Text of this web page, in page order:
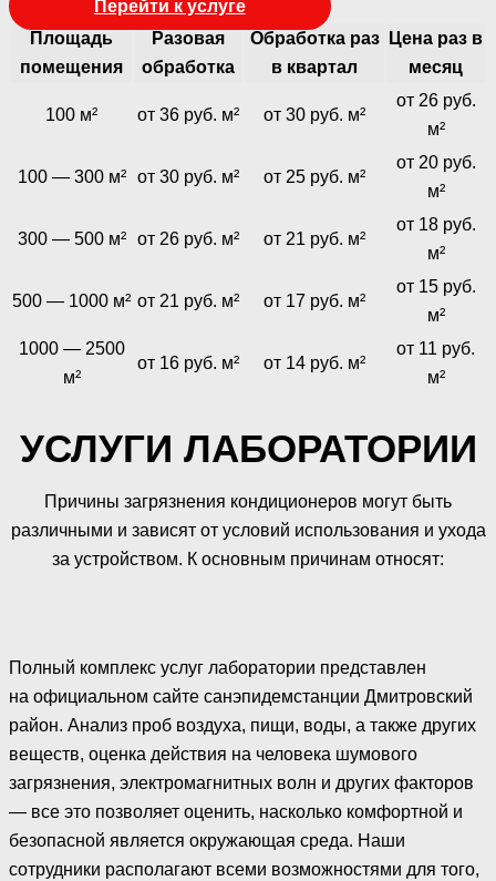
Перейти к услуге
Площадь
помещения
Разовая
обработка
Обработка раз
в квартал
Цена раз в
месяц
100 м² от 36 руб. м² от 30 руб. м²
от 26 руб.
м²
100 — 300 м² от 30 руб. м² от 25 руб. м²
от 20 руб.
м²
300 — 500 м² от 26 руб. м² от 21 руб. м²
от 18 руб.
м²
500 — 1000 м² от 21 руб. м² от 17 руб. м²
от 15 руб.
м²
1000 — 2500
м²
от 16 руб. м² от 14 руб. м²
от 11 руб.
м²
УСЛУГИ ЛАБОРАТОРИИ
Причины загрязнения кондиционеров могут быть
различными и зависят от условий использования и ухода
за устройством. К основным причинам относят:
Полный комплекс услуг лаборатории представлен
на официальном сайте санэпидемстанции Дмитровский
район. Анализ проб воздуха, пищи, воды, а также других
веществ, оценка действия на человека шумового
загрязнения, электромагнитных волн и других факторов
— все это позволяет оценить, насколько комфортной и
безопасной является окружающая среда. Наши
сотрудники располагают всеми возможностями для того,